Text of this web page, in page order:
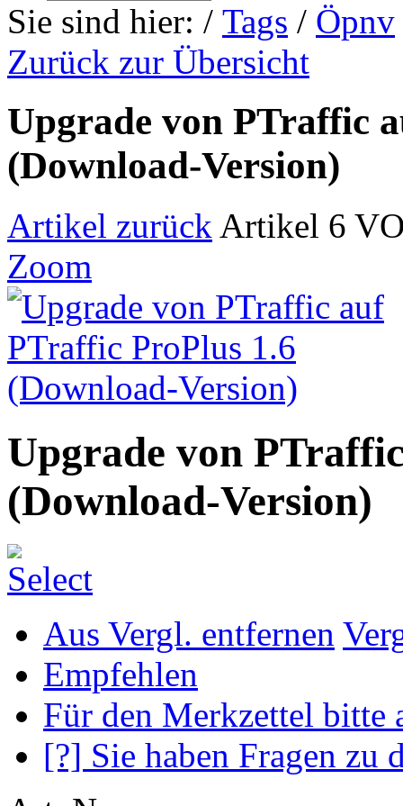
Sie sind hier: / Tags / Öpnv
Zurück zur Übersicht
Upgrade von PTraffic
(Download-Version)
Artikel zurück Artikel 6
Zoom
Upgrade von
(Download-Version)
Aus Vergl. entfernen
Empfehlen
Für den Merkzettel bitte
[?] Sie haben Fragen zu